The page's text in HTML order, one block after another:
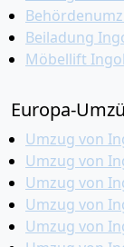
Beiladung
Möbellift
Europa-
Umzug von
Umzug von
Umzug von
Umzug von
Umzug von